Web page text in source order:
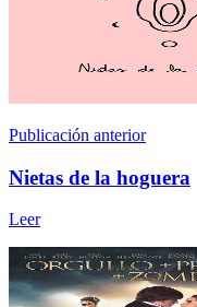
Publicación anterior
Nietas de la hoguera
Leer